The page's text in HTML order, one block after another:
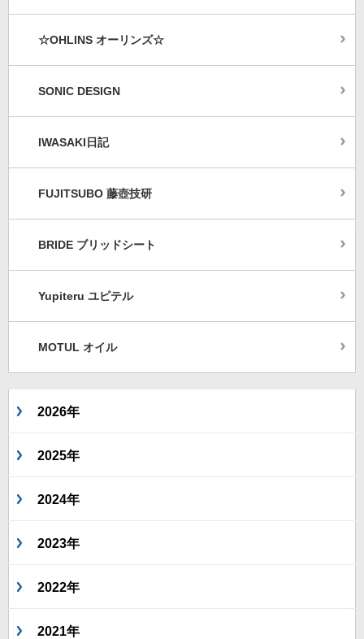
☆OHLINS オーリンズ☆
SONIC DESIGN
IWASAKI日記
FUJITSUBO 藤壺技研
BRIDE ブリッドシート
Yupiteru ユピテル
MOTUL オイル
2026年
2025年
2024年
2023年
2022年
2021年